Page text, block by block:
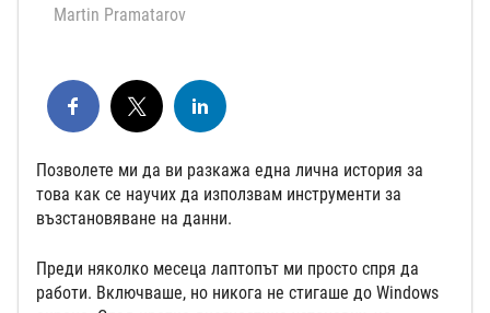
Martin Pramatarov
Позволете ми да ви разкажа една лична история за
това как се научих да използвам инструменти за
възстановяване на данни.
Преди няколко месеца лаптопът ми просто спря да
работи. Включваше, но никога не стигаше до Windows